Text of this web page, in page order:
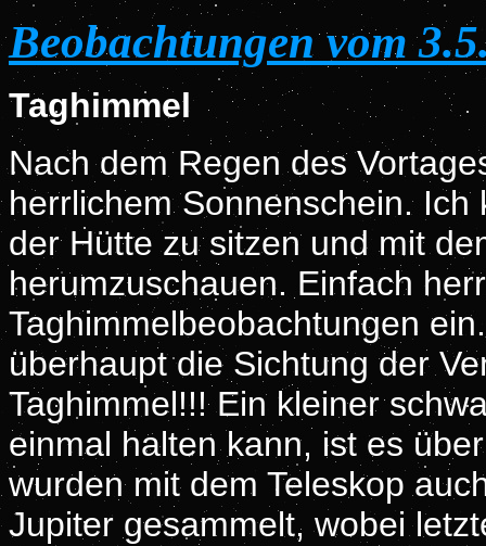
Beobachtungen vom
Taghimmel
Nach dem Regen des
herrlichem Sonnenschein.
der Hütte zu sitzen und mit
herumzuschauen. Einfach
Taghimmelbeobachtungen
überhaupt die Sichtung der
Taghimmel!!! Ein kleiner
einmal halten kann, ist es
wurden mit dem Teleskop
Jupiter gesammelt, wobei